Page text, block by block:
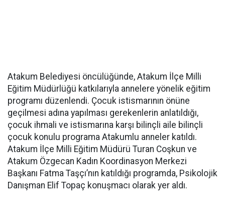
Atakum Belediyesi öncülüğünde, Atakum İlçe Milli
Eğitim Müdürlüğü katkılarıyla annelere yönelik eğitim
programı düzenlendi. Çocuk istismarının önüne
geçilmesi adına yapılması gerekenlerin anlatıldığı,
çocuk ihmali ve istismarına karşı bilinçli aile bilinçli
çocuk konulu programa Atakumlu anneler katıldı.
Atakum İlçe Milli Eğitim Müdürü Turan Coşkun ve
Atakum Özgecan Kadın Koordinasyon Merkezi
Başkanı Fatma Taşçı’nın katıldığı programda, Psikolojik
Danışman Elif Topaç konuşmacı olarak yer aldı.